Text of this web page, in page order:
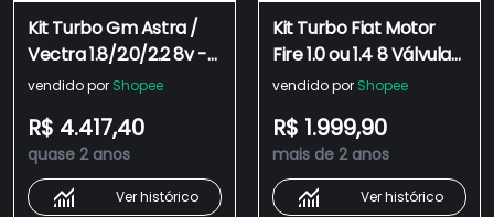
Kit Turbo Gm Astra /
Vectra 1.8/2.0/2.2 8v -
Com Turbina .42
vendido por Shopee
R$ 4.417,40
quase 2 anos
Ver histórico
Kit Turbo Fiat Motor
Fire 1.0 ou 1.4 8 Válvulas
( Uno / Palio ) - Sem
vendido por Shopee
R$ 1.999,90
mais de 2 anos
Ver histórico